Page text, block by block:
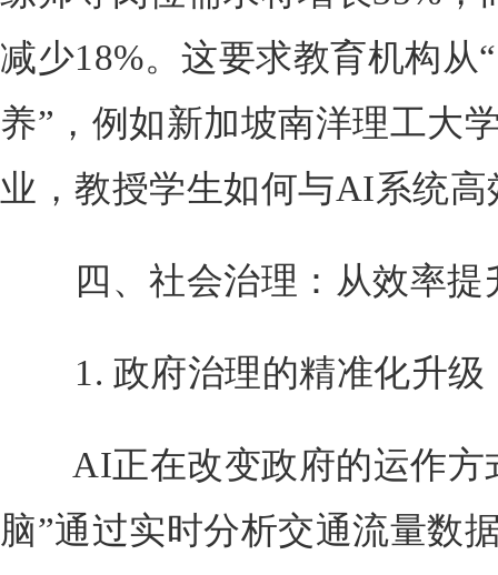
减少18%。这要求教育机构从
养”，例如新加坡南洋理工大
业，教授学生如何与AI系统高
四、社会治理：从效率提
1. 政府治理的精准化升级
AI正在改变政府的运作方
脑”通过实时分析交通流量数